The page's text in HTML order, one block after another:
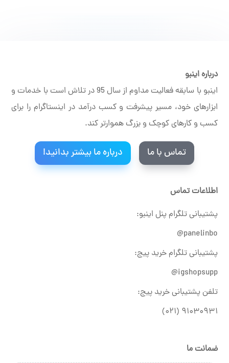
درباره اینبو
اینبو با سابقه فعالیت مداوم از سال 95 در تلاش است با خدمات و
ابزارهای خود، مسیر پیشرفت و کسب درآمد در اینستاگرام را برای
کسب و کارهای کوچک و بزرگ هموارتر کند.
تماس با ما درباره ما بیشتر بدانید!
اطلاعات تماس
پشتیبانی تلگرام پنل اینبو:
panelinbo@
پشتیبانی تلگرام خرید پیج:
igshopsupp@
تلفن پشتیبانی خرید پیج:
۹۱۰۳۰۹۳۱ (۰۲۱)
ضمانت ما